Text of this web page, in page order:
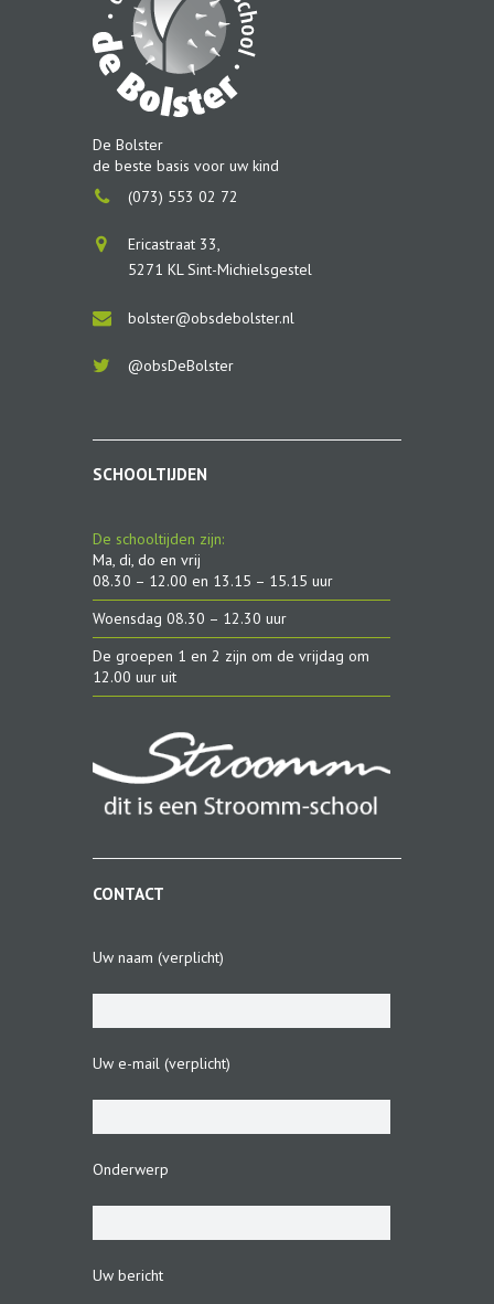
De Bolster
de beste basis voor uw kind
(073) 553 02 72
Ericastraat 33,
5271 KL Sint-Michielsgestel
bolster@obsdebolster.nl
@obsDeBolster
SCHOOLTIJDEN
De schooltijden zijn:
Ma, di, do en vrij
08.30 – 12.00 en 13.15 – 15.15 uur
Woensdag 08.30 – 12.30 uur
De groepen 1 en 2 zijn om de vrijdag om
12.00 uur uit
CONTACT
Uw naam (verplicht)
Uw e-mail (verplicht)
Onderwerp
Uw bericht